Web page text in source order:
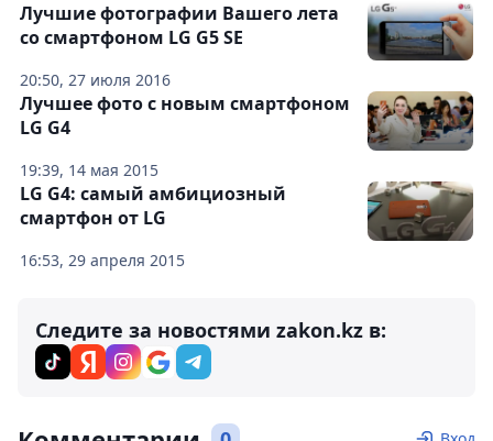
20:50, 27 июля 2016
Лучшие фотографии Вашего лета
со смартфоном LG G5 SE
19:39, 14 мая 2015
Лучшее фото с новым смартфоном
LG G4
16:53, 29 апреля 2015
LG G4: самый амбициозный
смартфон от LG
Следите за новостями zakon.kz в: